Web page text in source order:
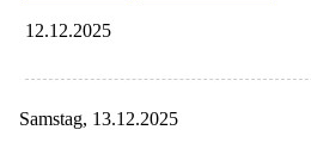
12.12.2025
Samstag, 13.12.2025